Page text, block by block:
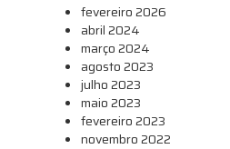
fevereiro 2026
abril 2024
março 2024
agosto 2023
julho 2023
maio 2023
fevereiro 2023
novembro 2022